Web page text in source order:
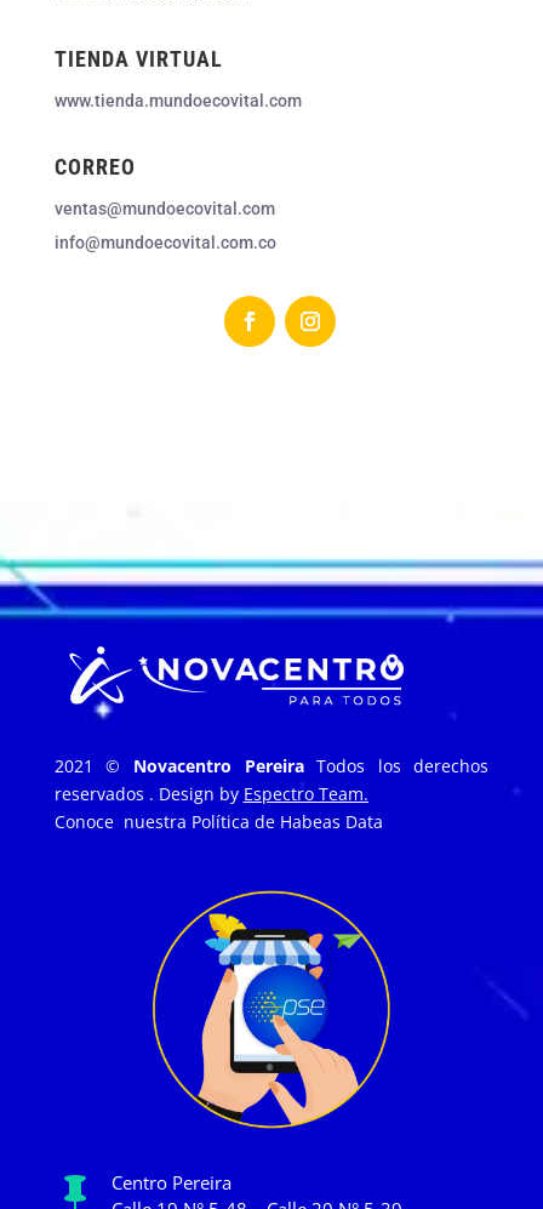
TIENDA VIRTUAL
www.tienda.mundoecovital.com
CORREO
ventas@mundoecovital.com
info@mundoecovital.com.co
2021 © Novacentro PereiraTodos los derechos
reservados . Design by Espectro Team.
Conoce nuestra Política de Habeas Data

Centro Pereira